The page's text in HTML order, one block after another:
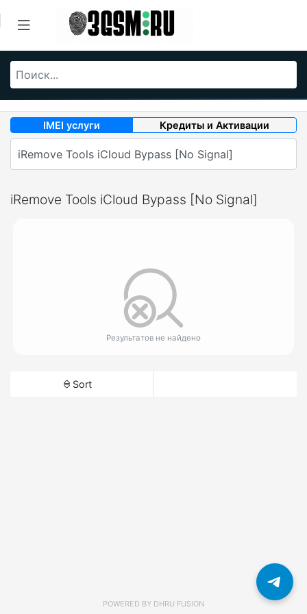
IMEI услуги Кредиты и Активации
iRemove Tools iCloud Bypass [No Signal]
Результатов не найдено
Sort
POWERED BY DHRU FUSION